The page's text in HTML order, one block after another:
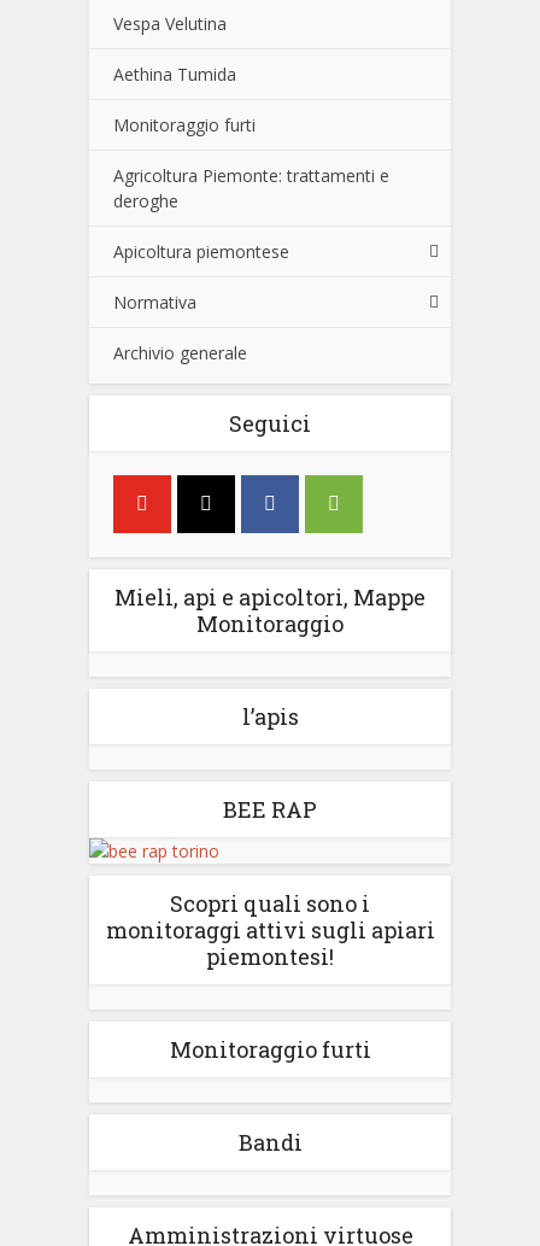
Vespa Velutina
Aethina Tumida
Monitoraggio furti
Agricoltura Piemonte: trattamenti e
deroghe
Apicoltura piemontese
Normativa
Archivio generale
Seguici
Mieli, api e apicoltori, Mappe
Monitoraggio
l’apis
BEE RAP
Scopri quali sono i
monitoraggi attivi sugli apiari
piemontesi!
Monitoraggio furti
Bandi
Amministrazioni virtuose